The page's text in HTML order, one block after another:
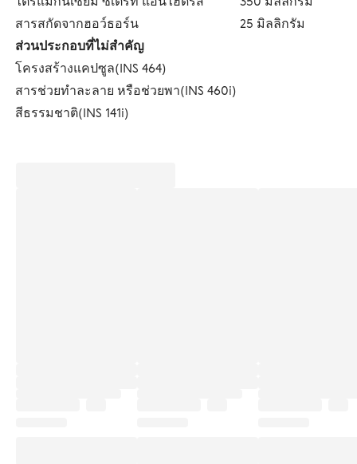
สารสกัดจากฮอว์ธอร์น
25 มิลลิกรัม
ส่วนประกอบที่ไม่สำคัญ
โครงสร้างแคปซูล(INS 464)
สารช่วยทำละลาย หรือช่วยพา(INS 460i)
สีธรรมชาติ(INS 141i)